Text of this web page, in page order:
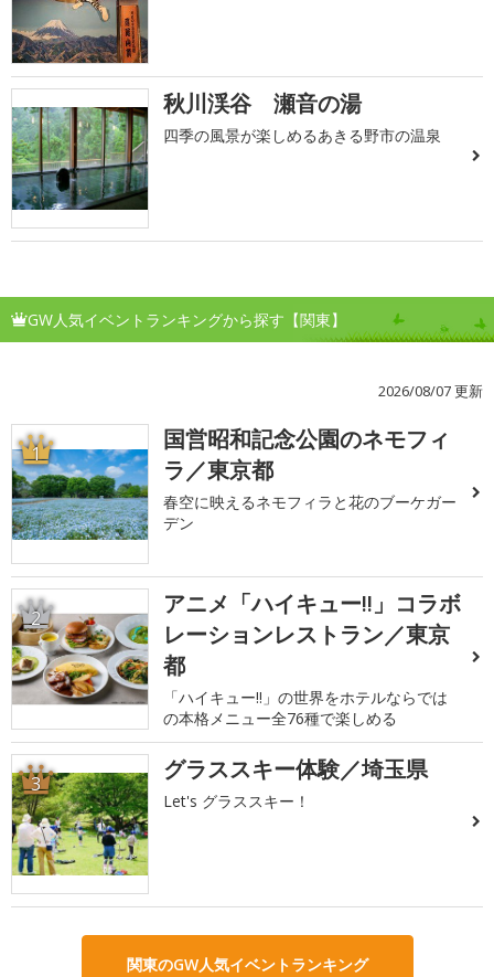
秋川渓谷 瀬音の湯
四季の風景が楽しめるあきる野市の温泉
GW人気イベントランキングから探す【関東】
2026/08/07 更新
1
国営昭和記念公園のネモフィ
ラ／東京都
春空に映えるネモフィラと花のブーケガー
デン
2
アニメ「ハイキュー!!」コラボ
レーションレストラン／東京
都
「ハイキュー!!」の世界をホテルならでは
の本格メニュー全76種で楽しめる
3 グラススキー体験／埼玉県
Let's グラススキー！
関東のGW人気イベントランキング